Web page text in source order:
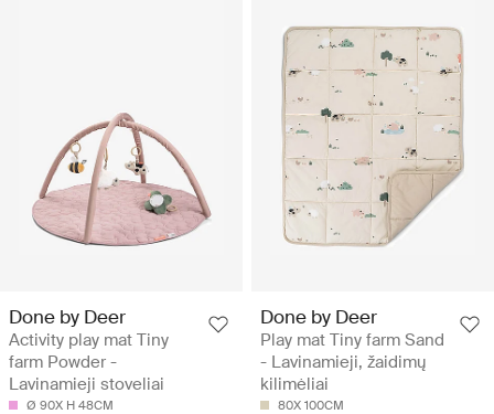
Done by Deer
Activity play mat Tiny
farm Powder -
Lavinamieji stoveliai
Ø 90X H 48CM
Done by Deer
Play mat Tiny farm Sand
- Lavinamieji, žaidimų
kilimėliai
80X 100CM